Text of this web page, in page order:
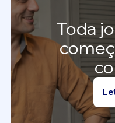
Toda